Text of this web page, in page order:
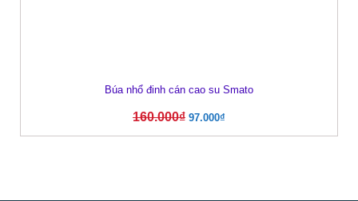
Búa nhổ đinh cán cao su Smato
160.000₫ 97.000₫